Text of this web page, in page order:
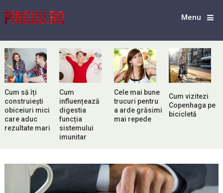
Menu
Cum să îți
construiești
obiceiuri mici
care aduc
rezultate mari
Cum
influențează
digestia
funcția
sistemului
imunitar
Cele mai bune
trucuri pentru
a arde grăsimi
mai repede
Cum vizitezi
Copenhaga pe
bicicletă